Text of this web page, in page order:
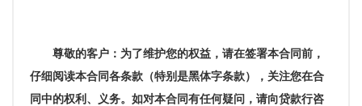
尊敬的客户：为了维护您的权益，请在签署本合同前，
仔细阅读本合同各条款（特别是黑体字条款），关注您在合
同中的权利、义务。如对本合同有任何疑问，请向贷款行咨